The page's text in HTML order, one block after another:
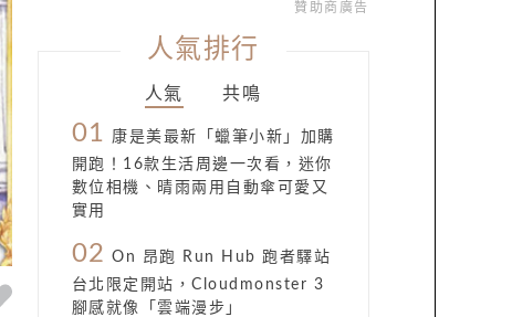
贊助商廣告
人氣排行
人氣 共鳴
01
康是美最新「蠟筆小新」加購
開跑！16款生活周邊一次看，迷你
數位相機、晴雨兩用自動傘可愛又
實用
02 On 昂跑 Run Hub 跑者驛站
台北限定開站，Cloudmonster 3
腳感就像「雲端漫步」